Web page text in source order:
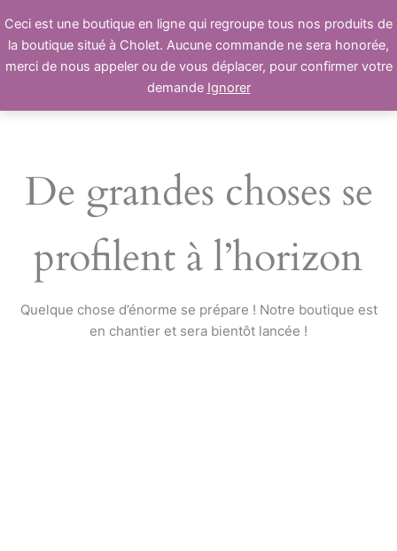
Ceci est une boutique en ligne qui regroupe tous nos produits de
la boutique situé à Cholet. Aucune commande ne sera honorée,
merci de nous appeler ou de vous déplacer, pour confirmer votre
demande Ignorer
au
contenu
De grandes choses se
profilent à l’horizon
Quelque chose d’énorme se prépare ! Notre boutique est
en chantier et sera bientôt lancée !